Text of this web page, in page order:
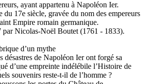
ayant appartenu à Napoléon Ier.
du 17e siècle, gravée du nom des empereurs
Empire romain germanique.
par Nicolas-Noël Boutet (1761 - 1833).
d’un mythe
désastres de Napoléon Ier ont forgé sa
d’une empreinte indélébile l’Histoire de
souvenirs reste-t-il de l’homme ?